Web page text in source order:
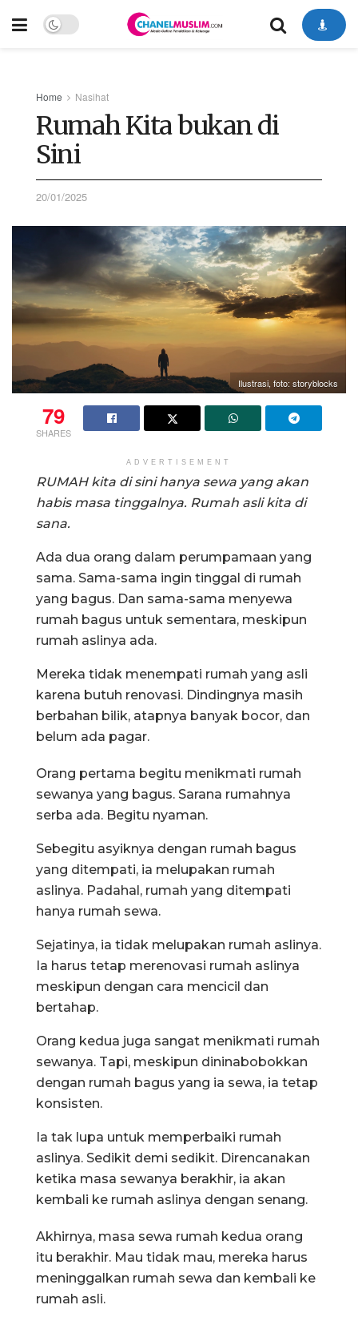
Home Nasihat
Rumah Kita bukan di
Sini
20/01/2025
Ilustrasi, foto: storyblocks
79
SHARES
ADVERTISEMENT
RUMAH kita di sini hanya sewa yang akan
habis masa tinggalnya. Rumah asli kita di
sana.
Ada dua orang dalam perumpamaan yang
sama. Sama-sama ingin tinggal di rumah
yang bagus. Dan sama-sama menyewa
rumah bagus untuk sementara, meskipun
rumah aslinya ada.
Mereka tidak menempati rumah yang asli
karena butuh renovasi. Dindingnya masih
berbahan bilik, atapnya banyak bocor, dan
belum ada pagar.
Orang pertama begitu menikmati rumah
sewanya yang bagus. Sarana rumahnya
serba ada. Begitu nyaman.
Sebegitu asyiknya dengan rumah bagus
yang ditempati, ia melupakan rumah
aslinya. Padahal, rumah yang ditempati
hanya rumah sewa.
Sejatinya, ia tidak melupakan rumah aslinya.
Ia harus tetap merenovasi rumah aslinya
meskipun dengan cara mencicil dan
bertahap.
Orang kedua juga sangat menikmati rumah
sewanya. Tapi, meskipun dininabobokkan
dengan rumah bagus yang ia sewa, ia tetap
konsisten.
Ia tak lupa untuk memperbaiki rumah
aslinya. Sedikit demi sedikit. Direncanakan
ketika masa sewanya berakhir, ia akan
kembali ke rumah aslinya dengan senang.
Akhirnya, masa sewa rumah kedua orang
itu berakhir. Mau tidak mau, mereka harus
meninggalkan rumah sewa dan kembali ke
rumah asli.